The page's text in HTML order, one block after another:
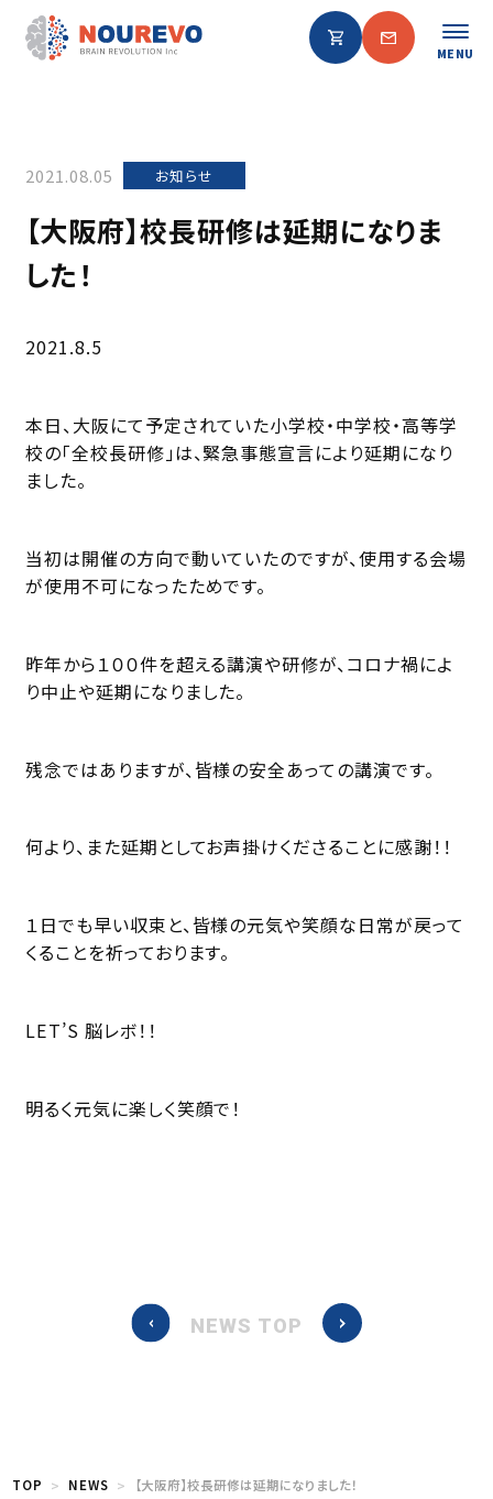
MENU
2021.08.05 お知らせ
【大阪府】校長研修は延期になりま
した！
2021.8.5
本日、大阪にて予定されていた小学校・中学校・高等学
校の「全校長研修」は、緊急事態宣言により延期になり
ました。
当初は開催の方向で動いていたのですが、使用する会場
が使用不可になったためです。
昨年から１００件を超える講演や研修が、コロナ禍によ
り中止や延期になりました。
残念ではありますが、皆様の安全あっての講演です。
何より、また延期としてお声掛けくださることに感謝！！
１日でも早い収束と、皆様の元気や笑顔な日常が戻って
くることを祈っております。
LET’S 脳レボ！！
明るく元気に楽しく笑顔で！
NEWS TOP
TOP NEWS 【大阪府】校長研修は延期になりました！